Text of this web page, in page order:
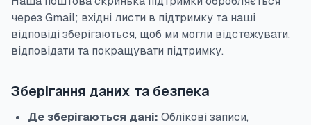
через Gmail; вхідні листи в підтримку та наші
відповіді зберігаються, щоб ми могли відстежувати,
відповідати та покращувати підтримку.
Зберігання даних та безпека
Де зберігаються дані: Облікові записи,